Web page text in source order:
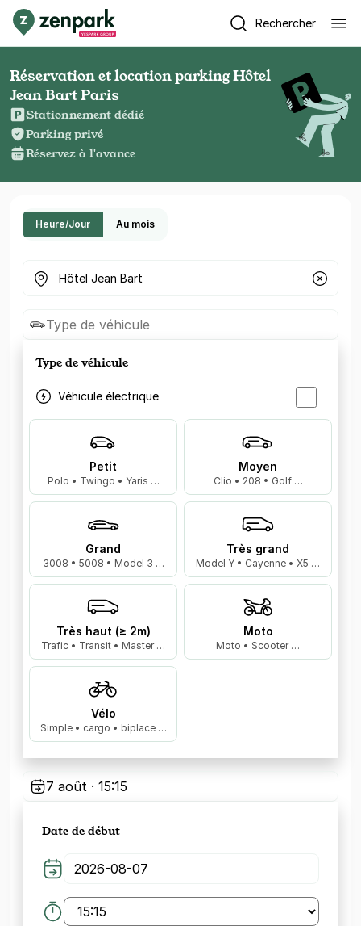
Rechercher
Réservation et location parking Hôtel
Jean Bart Paris
Stationnement dédié
Parking privé
Réservez à l'avance
Heure/Jour Au mois
Où cherchez-vous un parking ?
Type de véhicule
Type de véhicule
Véhicule électrique
Petit
Polo • Twingo • Yaris …
Moyen
Clio • 208 • Golf …
Grand
3008 • 5008 • Model 3 …
Très grand
Model Y • Cayenne • X5 …
Très haut (≥ 2m)
Trafic • Transit • Master …
Moto
Moto • Scooter …
Vélo
Simple • cargo • biplace …
7 août · 15:15
Date de début